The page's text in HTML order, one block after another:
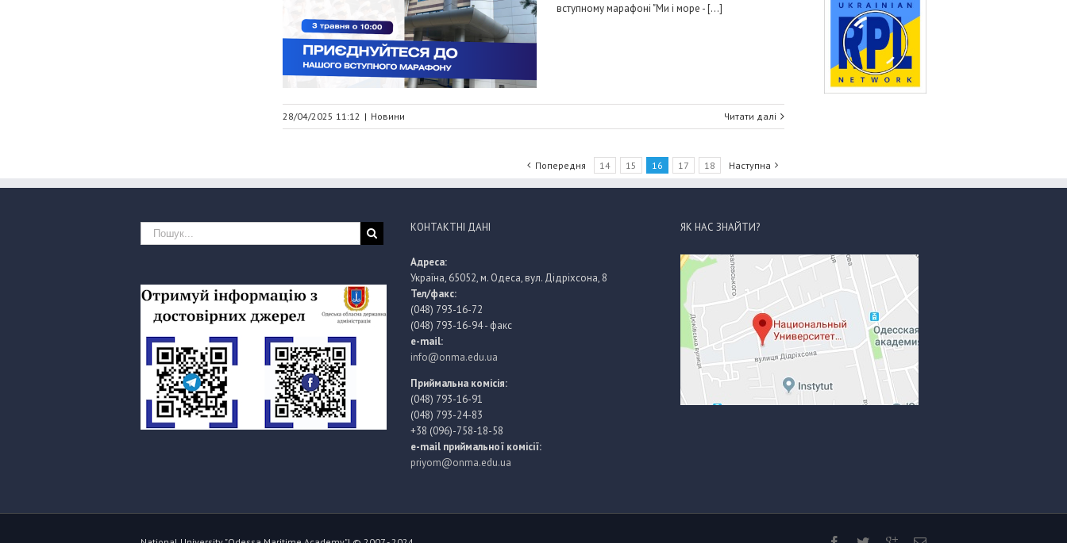
вступному марафоні "Ми і море - [...]
28/04/2025 11:12 | Новини Читати далі
Попередня 14 15 16 17 18 Наступна
КОНТАКТНІ ДАНІ
Адреса:
Україна, 65052, м. Одеса, вул. Дідріхсона, 8
Тел/факс:
(048) 793-16-72
(048) 793-16-94 - факс
e-mail:
info@onma.edu.ua
Приймальна комісія:
(048) 793-16-91
(048) 793-24-83
+38 (096)-758-18-58
e-mail приймальної комісії:
priyom@onma.edu.ua
ЯК НАС ЗНАЙТИ?